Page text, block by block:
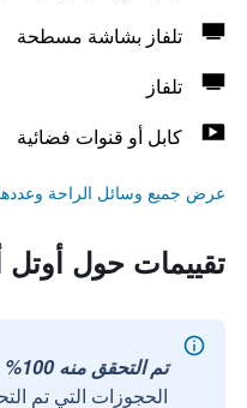
تلفاز بشاشة مسطحة
تلفاز
كابل أو قنوات فضائية
عرض جميع وسائل الراحة وعددها
تقييمات حول أوتل
تم التحقق منه 100%
الحجوزات التي تم